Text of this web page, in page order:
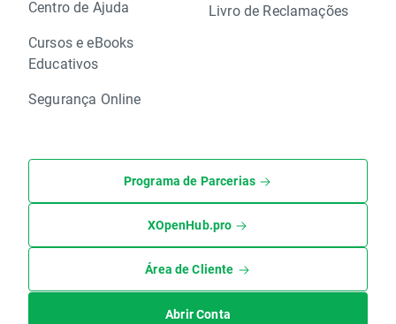
Centro de Ajuda
Cursos e eBooks
Educativos
Segurança Online
Livro de Reclamações
Programa de Parcerias
XOpenHub.pro
Área de Cliente
Abrir Conta